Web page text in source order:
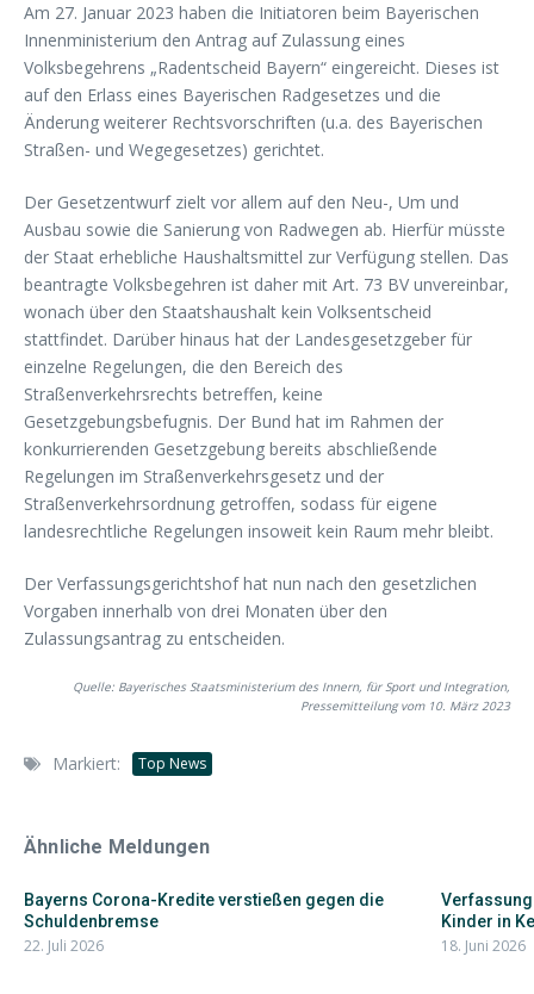
Am 27. Januar 2023 haben die Initiatoren beim Bayerischen
Innenministerium den Antrag auf Zulassung eines
Volksbegehrens „Radentscheid Bayern“ eingereicht. Dieses ist
auf den Erlass eines Bayerischen Radgesetzes und die
Änderung weiterer Rechtsvorschriften (u.a. des Bayerischen
Straßen- und Wegegesetzes) gerichtet.
Der Gesetzentwurf zielt vor allem auf den Neu-, Um und
Ausbau sowie die Sanierung von Radwegen ab. Hierfür müsste
der Staat erhebliche Haushaltsmittel zur Verfügung stellen. Das
beantragte Volksbegehren ist daher mit Art. 73 BV unvereinbar,
wonach über den Staatshaushalt kein Volksentscheid
stattfindet. Darüber hinaus hat der Landesgesetzgeber für
einzelne Regelungen, die den Bereich des
Straßenverkehrsrechts betreffen, keine
Gesetzgebungsbefugnis. Der Bund hat im Rahmen der
konkurrierenden Gesetzgebung bereits abschließende
Regelungen im Straßenverkehrsgesetz und der
Straßenverkehrsordnung getroffen, sodass für eigene
landesrechtliche Regelungen insoweit kein Raum mehr bleibt.
Der Verfassungsgerichtshof hat nun nach den gesetzlichen
Vorgaben innerhalb von drei Monaten über den
Zulassungsantrag zu entscheiden.
Quelle: Bayerisches Staatsministerium des Innern, für Sport und Integration,
Pressemitteilung vom 10. März 2023
Markiert: Top News
Ähnliche Meldungen
Bayerns Corona-Kredite verstießen gegen die
Schuldenbremse
22. Juli 2026
Kinder in
18. Juni 2026